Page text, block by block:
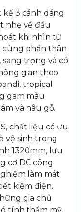
3 cánh dáng
nhẹ về đầu
khi nhìn từ
cùng phần thân
trọng và có
gian theo
tropical
gam màu
và nâu gỗ.
chất liệu có ưu
vệ sinh trong
1320mm, lưu
cơ DC công
làm mát
kiệm điện.
gia chủ
tính thẩm mỹ,